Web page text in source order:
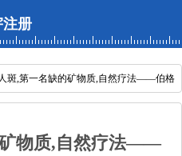
注册
斑,第一名缺的矿物质,自然疗法——伯格
物质,自然疗法——